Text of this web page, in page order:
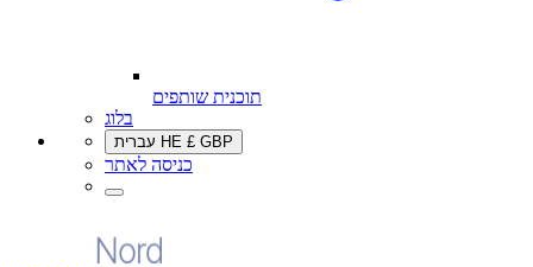
תוכנית שותפים
בלוג
עברית HE £ GBP
כניסה לאתר